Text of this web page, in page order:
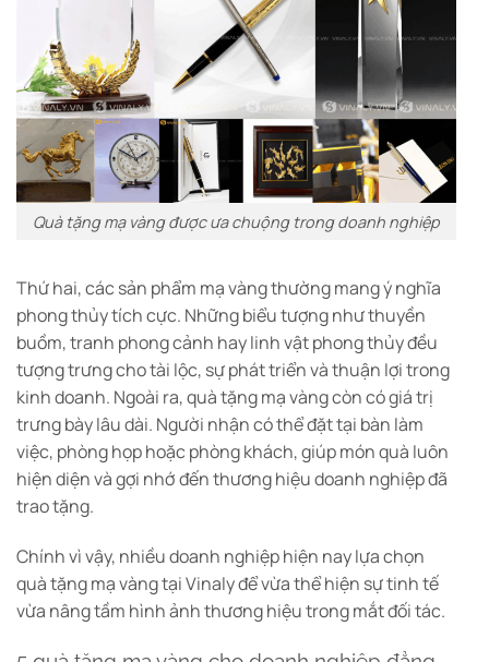
Quà tặng mạ vàng được ưa chuộng trong doanh nghiệp
Thứ hai, các sản phẩm mạ vàng thường mang ý nghĩa
phong thủy tích cực. Những biểu tượng như thuyền
buồm, tranh phong cảnh hay linh vật phong thủy đều
tượng trưng cho tài lộc, sự phát triển và thuận lợi trong
kinh doanh. Ngoài ra, quà tặng mạ vàng còn có giá trị
trưng bày lâu dài. Người nhận có thể đặt tại bàn làm
việc, phòng họp hoặc phòng khách, giúp món quà luôn
hiện diện và gợi nhớ đến thương hiệu doanh nghiệp đã
trao tặng.
Chính vì vậy, nhiều doanh nghiệp hiện nay lựa chọn
quà tặng mạ vàng tại Vinaly để vừa thể hiện sự tinh tế
vừa nâng tầm hình ảnh thương hiệu trong mắt đối tác.